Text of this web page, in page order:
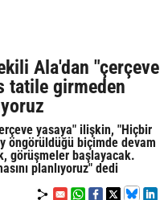
Ala'dan "çerçeve
tatile girmeden
yasaya" ilişkin, "Hiçbir
öngörüldüğü biçimde devam
görüşmeler başlayacak.
planlıyoruz" dedi